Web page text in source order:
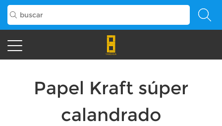
Papel Kraft súper
calandrado